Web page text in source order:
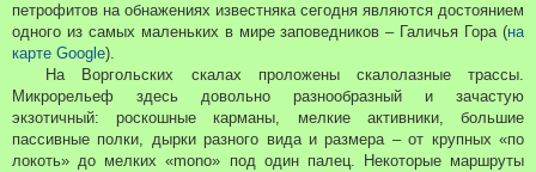
петрофитов на обнажениях известняка сегодня являются достоянием
одного из самых маленьких в мире заповедников – Галичья Гора (на
карте Google).
На Воргольских скалах проложены скалолазные трассы.
Микрорельеф здесь довольно разнообразный и зачастую
экзотичный: роскошные карманы, мелкие активники, большие
пассивные полки, дырки разного вида и размера – от крупных «по
локоть» до мелких «mono» под один палец. Некоторые маршруты